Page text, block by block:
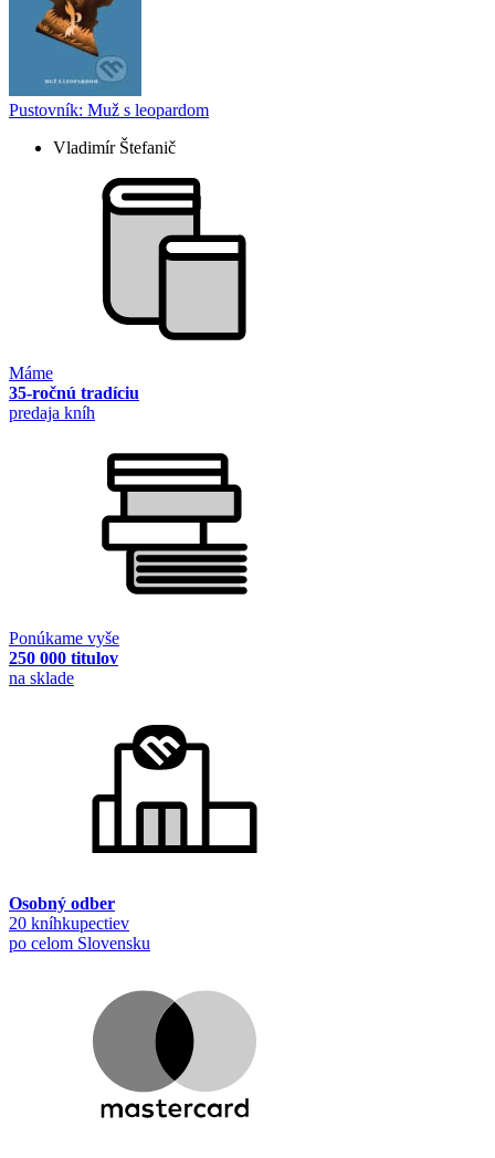
Pustovník: Muž s leopardom
Vladimír Štefanič
Máme
35-ročnú tradíciu
predaja kníh
Ponúkame vyše
250 000 titulov
na sklade
Osobný odber
20 kníhkupectiev
po celom Slovensku